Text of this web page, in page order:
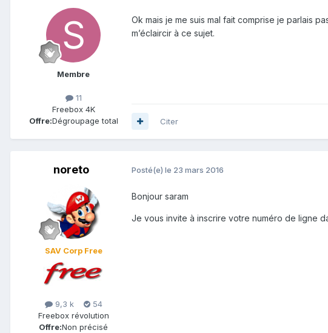
Membre
11
Freebox 4K
Offre:Dégroupage total
Ok mais je me suis mal fait comprise je parlais
m’éclaircir à ce sujet.
Citer
noreto
SAV Corp Free
9,3 k
54
Freebox révolution
Offre:Non précisé
Posté(e) le 23 mars 2016
Bonjour saram
Je vous invite à inscrire votre numéro de ligne